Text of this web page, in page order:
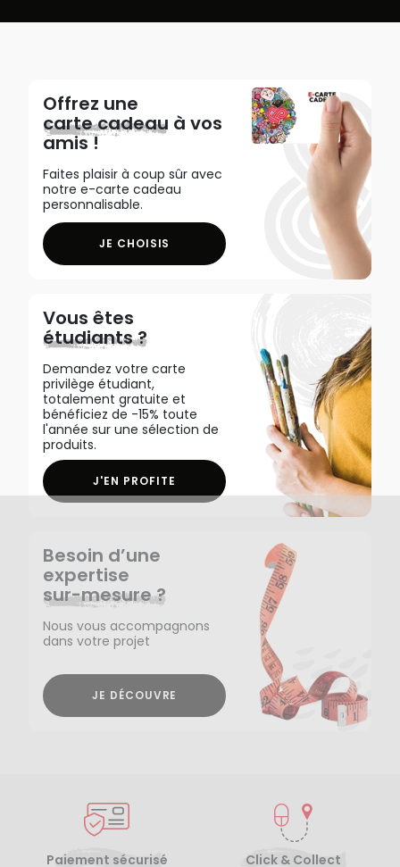
Offrez une
carte cadeau à vos
amis !
Faites plaisir à coup sûr avec
notre e-carte cadeau
personnalisable.
JE CHOISIS
Vous êtes
étudiants ?
Demandez votre carte
privilège étudiant,
totalement gratuite et
bénéficiez de -15% toute
l'année sur une sélection de
produits.
J'EN PROFITE
Besoin d’une
expertise
sur-mesure ?
Nous vous accompagnons
dans votre projet
JE DÉCOUVRE
Paiement sécurisé
Click & Collect